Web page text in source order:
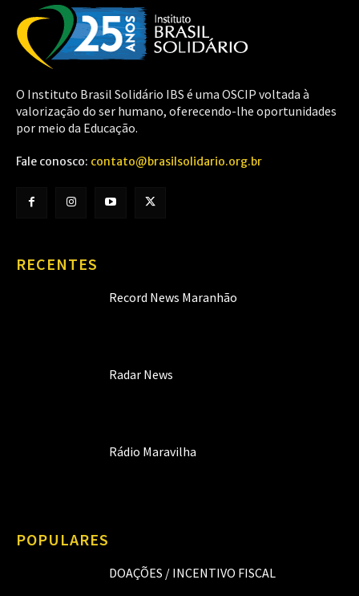
O Instituto Brasil Solidário IBS é uma OSCIP voltada à
valorização do ser humano, oferecendo-lhe oportunidades
por meio da Educação.
Fale conosco: contato@brasilsolidario.org.br
RECENTES
Record News Maranhão
Radar News
Rádio Maravilha
POPULARES
DOAÇÕES / INCENTIVO FISCAL